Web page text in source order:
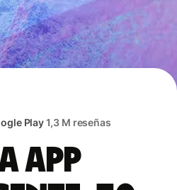
Play1,3 M reseñas
app